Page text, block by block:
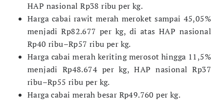
HAP nasional Rp38 ribu per kg.
Harga cabai rawit merah meroket sampai 45,05%
menjadi Rp82.677 per kg, di atas HAP nasional
Rp40 ribu–Rp57 ribu per kg.
Harga cabai merah keriting merosot hingga 11,5%
menjadi Rp48.674 per kg, HAP nasional Rp37
ribu–Rp55 ribu per kg.
Harga cabai merah besar Rp49.760 per kg.